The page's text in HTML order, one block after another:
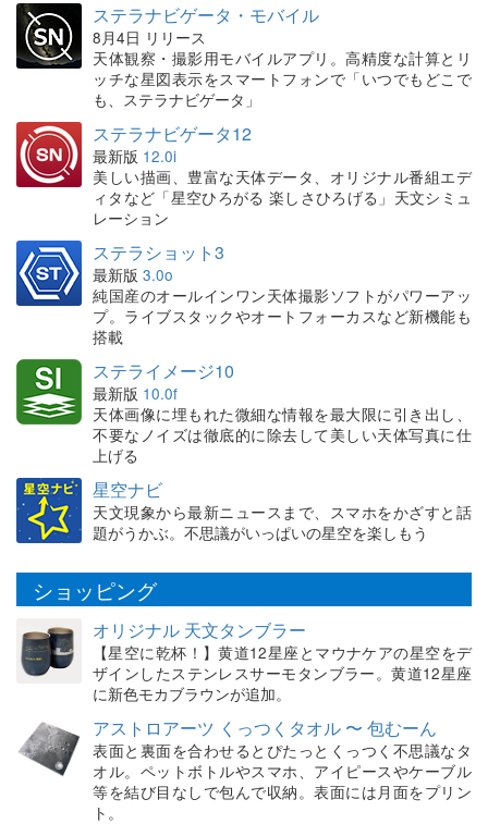
ステラナビゲータ・モバイル
8月4日 リリース
天体観察・撮影用モバイルアプリ。高精度な計算とリ
ッチな星図表示をスマートフォンで「いつでもどこで
も、ステラナビゲータ」
ステラナビゲータ12
最新版 12.0i
美しい描画、豊富な天体データ、オリジナル番組エデ
ィタなど「星空ひろがる 楽しさひろげる」天文シミュ
レーション
ステラショット3
最新版 3.0o
純国産のオールインワン天体撮影ソフトがパワーアッ
プ。ライブスタックやオートフォーカスなど新機能も
搭載
ステライメージ10
最新版 10.0f
天体画像に埋もれた微細な情報を最大限に引き出し、
不要なノイズは徹底的に除去して美しい天体写真に仕
上げる
星空ナビ
天文現象から最新ニュースまで、スマホをかざすと話
題がうかぶ。不思議がいっぱいの星空を楽しもう
ショッピング
オリジナル 天文タンブラー
【星空に乾杯！】黄道12星座とマウナケアの星空をデ
ザインしたステンレスサーモタンブラー。黄道12星座
に新色モカブラウンが追加。
アストロアーツ くっつくタオル 〜 包むーん
表面と裏面を合わせるとぴたっとくっつく不思議なタ
オル。ペットボトルやスマホ、アイピースやケーブル
等を結び目なしで包んで収納。表面には月面をプリン
ト。